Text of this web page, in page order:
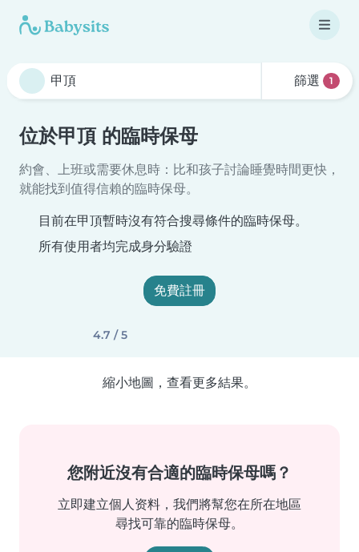
篩選 1
位於甲頂 的臨時保母
約會、上班或需要休息時：比和孩子討論睡覺時間更快，
就能找到值得信賴的臨時保母。
目前在甲頂暫時沒有符合搜尋條件的臨時保母。
所有使用者均完成身分驗證
免費註冊
4.7 / 5
縮小地圖，查看更多結果。
您附近沒有合適的臨時保母嗎？
立即建立個人资料，我們將幫您在所在地區
尋找可靠的臨時保母。